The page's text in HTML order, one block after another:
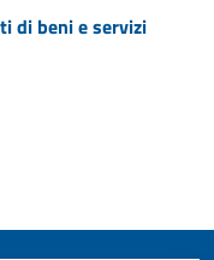
di beni e servizi